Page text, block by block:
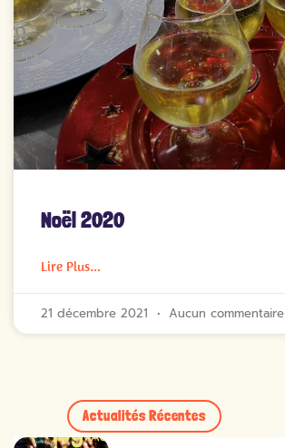
Noël 2020
Lire Plus...
21 décembre 2021 Aucun commentaire
Actualités Récentes